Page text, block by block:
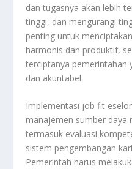
dan tugasnya akan lebih
tinggi, dan mengurangi
penting untuk
harmonis dan produktif,
terciptanya pemerintahan
dan akuntabel.
Implementasi job fit
manajemen sumber daya
termasuk evaluasi
sistem pengembangan
Pemerintah harus